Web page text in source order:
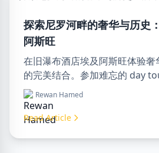
探索尼罗河畔的奢华与历史
阿斯旺
在旧瀑布酒店埃及阿斯旺体验
的完美结合。参加难忘的 day
egypt，享受一次难忘的 day
luxor。
Rewan Hamed
Read Article